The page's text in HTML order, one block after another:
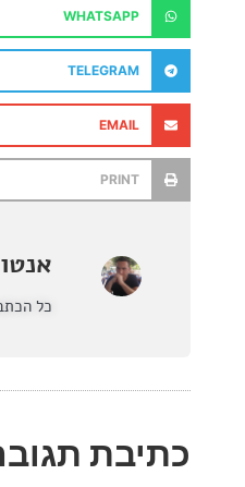
WHATSAPP
TELEGRAM
אנטון
תגובה